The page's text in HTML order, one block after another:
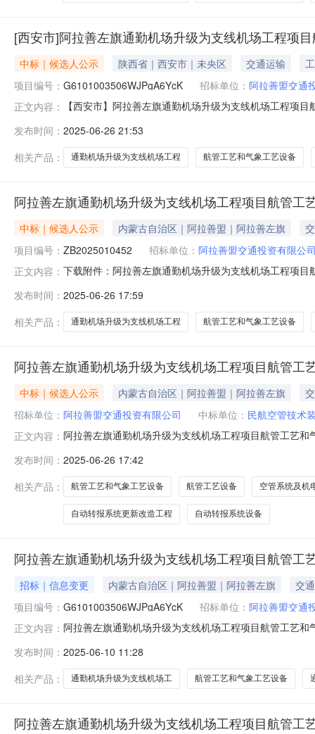
[西安市]阿拉善左旗通勤机场升级为支线机场工程项
中标｜候选人公示 陕西省｜西安市｜未央区 交通运输
项目编号： G6101003506WJPgA6YcK 招标单位： 阿拉善盟交通
正文内容：
【西安市】阿拉善左旗通勤机场升级为支线机场工程项
段编号G6101003506WJPgA6YcK001招标人名称阿拉
吴谨旭、冀果
发布时间： 2025-06-26 21:53
相关产品：
通勤机场升级为支线机场工程 航管工艺和气象工艺设备
阿拉善左旗通勤机场升级为支线机场工程项目航管工
中标｜候选人公示 内蒙古自治区｜阿拉善盟｜阿拉善左旗
项目编号： ZB2025010452 招标单位： 阿拉善盟交通投资有限公
正文内容： 下载附件：阿拉善左旗通勤机场升级为支线机场工程项
况：中标候选人第1名：民航空管技术装备发展有限公司
发布时间： 2025-06-26 17:59
相关产品：
通勤机场升级为支线机场工程 航管工艺和气象工艺设备
阿拉善左旗通勤机场升级为支线机场工程项目航管工
中标｜候选人公示 内蒙古自治区｜阿拉善盟｜阿拉善左旗
招标单位： 阿拉善盟交通投资有限公司 中标单位： 民航空管技术
正文内容： 阿拉善左旗通勤机场升级为支线机场工程项目航管工艺
3017:00:00。提示：项目负责人已中标其他项目！标段
限公司航
发布时间： 2025-06-26 17:42
相关产品：
航管工艺和气象工艺设备 航管工艺设备 空管系统及机
自动转报系统更新改造工程 自动转报系统设备
阿拉善左旗通勤机场升级为支线机场工程项目航管工
招标｜信息变更 内蒙古自治区｜阿拉善盟｜阿拉善左旗
交
项目编号： G6101003506WJPgA6YcK 招标单位： 阿拉善盟交通
正文内容： 阿拉善左旗通勤机场升级为支线机场工程项目航管工艺
号：G6101003506WJPgA6YcK001二、澄清或变更事
清文件）（项目
发布时间： 2025-06-10 11:28
相关产品：
通勤机场升级为支线机场工 航管工艺和气象工艺设备
阿拉善左旗通勤机场升级为支线机场工程项目航管